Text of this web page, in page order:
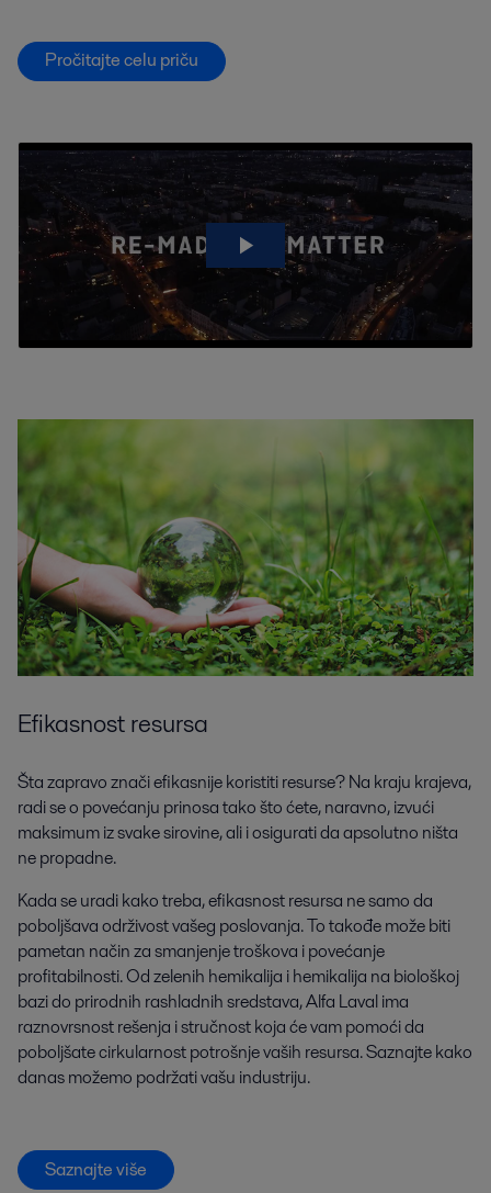
Pročitajte celu priču
Efikasnost resursa
Šta zapravo znači efikasnije koristiti resurse? Na kraju krajeva,
radi se o povećanju prinosa tako što ćete, naravno, izvući
maksimum iz svake sirovine, ali i osigurati da apsolutno ništa
ne propadne.
Kada se uradi kako treba, efikasnost resursa ne samo da
poboljšava održivost vašeg poslovanja. To takođe može biti
pametan način za smanjenje troškova i povećanje
profitabilnosti. Od zelenih hemikalija i hemikalija na biološkoj
bazi do prirodnih rashladnih sredstava, Alfa Laval ima
raznovrsnost rešenja i stručnost koja će vam pomoći da
poboljšate cirkularnost potrošnje vaših resursa. Saznajte kako
danas možemo podržati vašu industriju.
Saznajte više